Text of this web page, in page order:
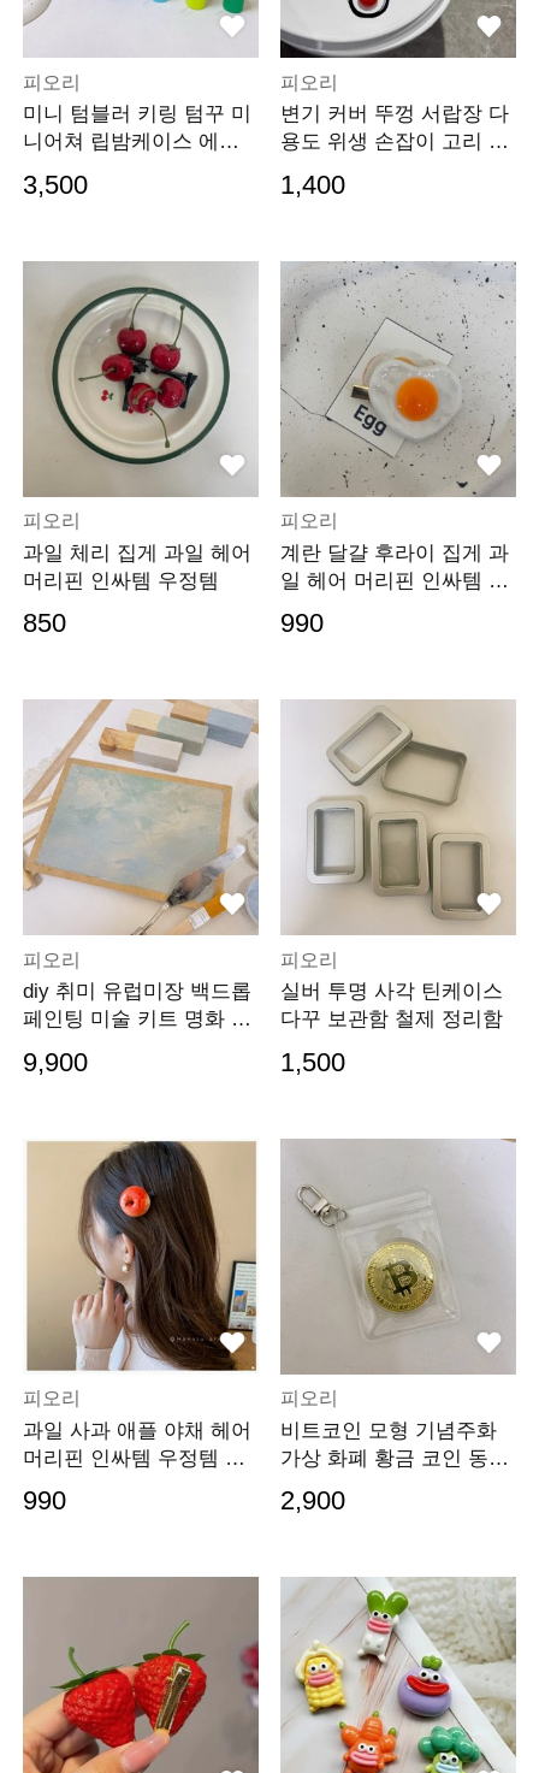
피오리
미니 텀블러 키링 텀꾸 미
니어쳐 립밤케이스 에어
3,500
피오리
변기 커버 뚜껑 서랍장 다
용도 위생 손잡이 고리 부
1,400
피오리
과일 체리 집게 과일 헤어
머리핀 인싸템 우정템
850
피오리
계란 달걀 후라이 집게 과
일 헤어 머리핀 인싸템 우
정템
990
피오리
diy 취미 유럽미장 백드롭
페인팅 미술 키트 명화 그
9,900
피오리
실버 투명 사각 틴케이스
다꾸 보관함 철제 정리함
1,500
피오리
과일 사과 애플 야채 헤어
머리핀 인싸템 우정템 사
진소품
990
피오리
비트코인 모형 기념주화
가상 화폐 황금 코인 동전
행운 상징 메달
2,900